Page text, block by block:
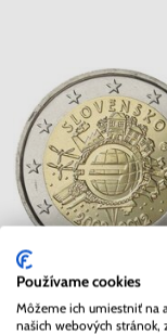
2 EURO Slovensko 2012
rokov Euro meny
Používame cookies
Môžeme ich umiestniť na
našich webových